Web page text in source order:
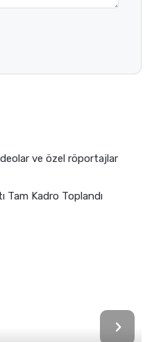
ve özel röportajlar